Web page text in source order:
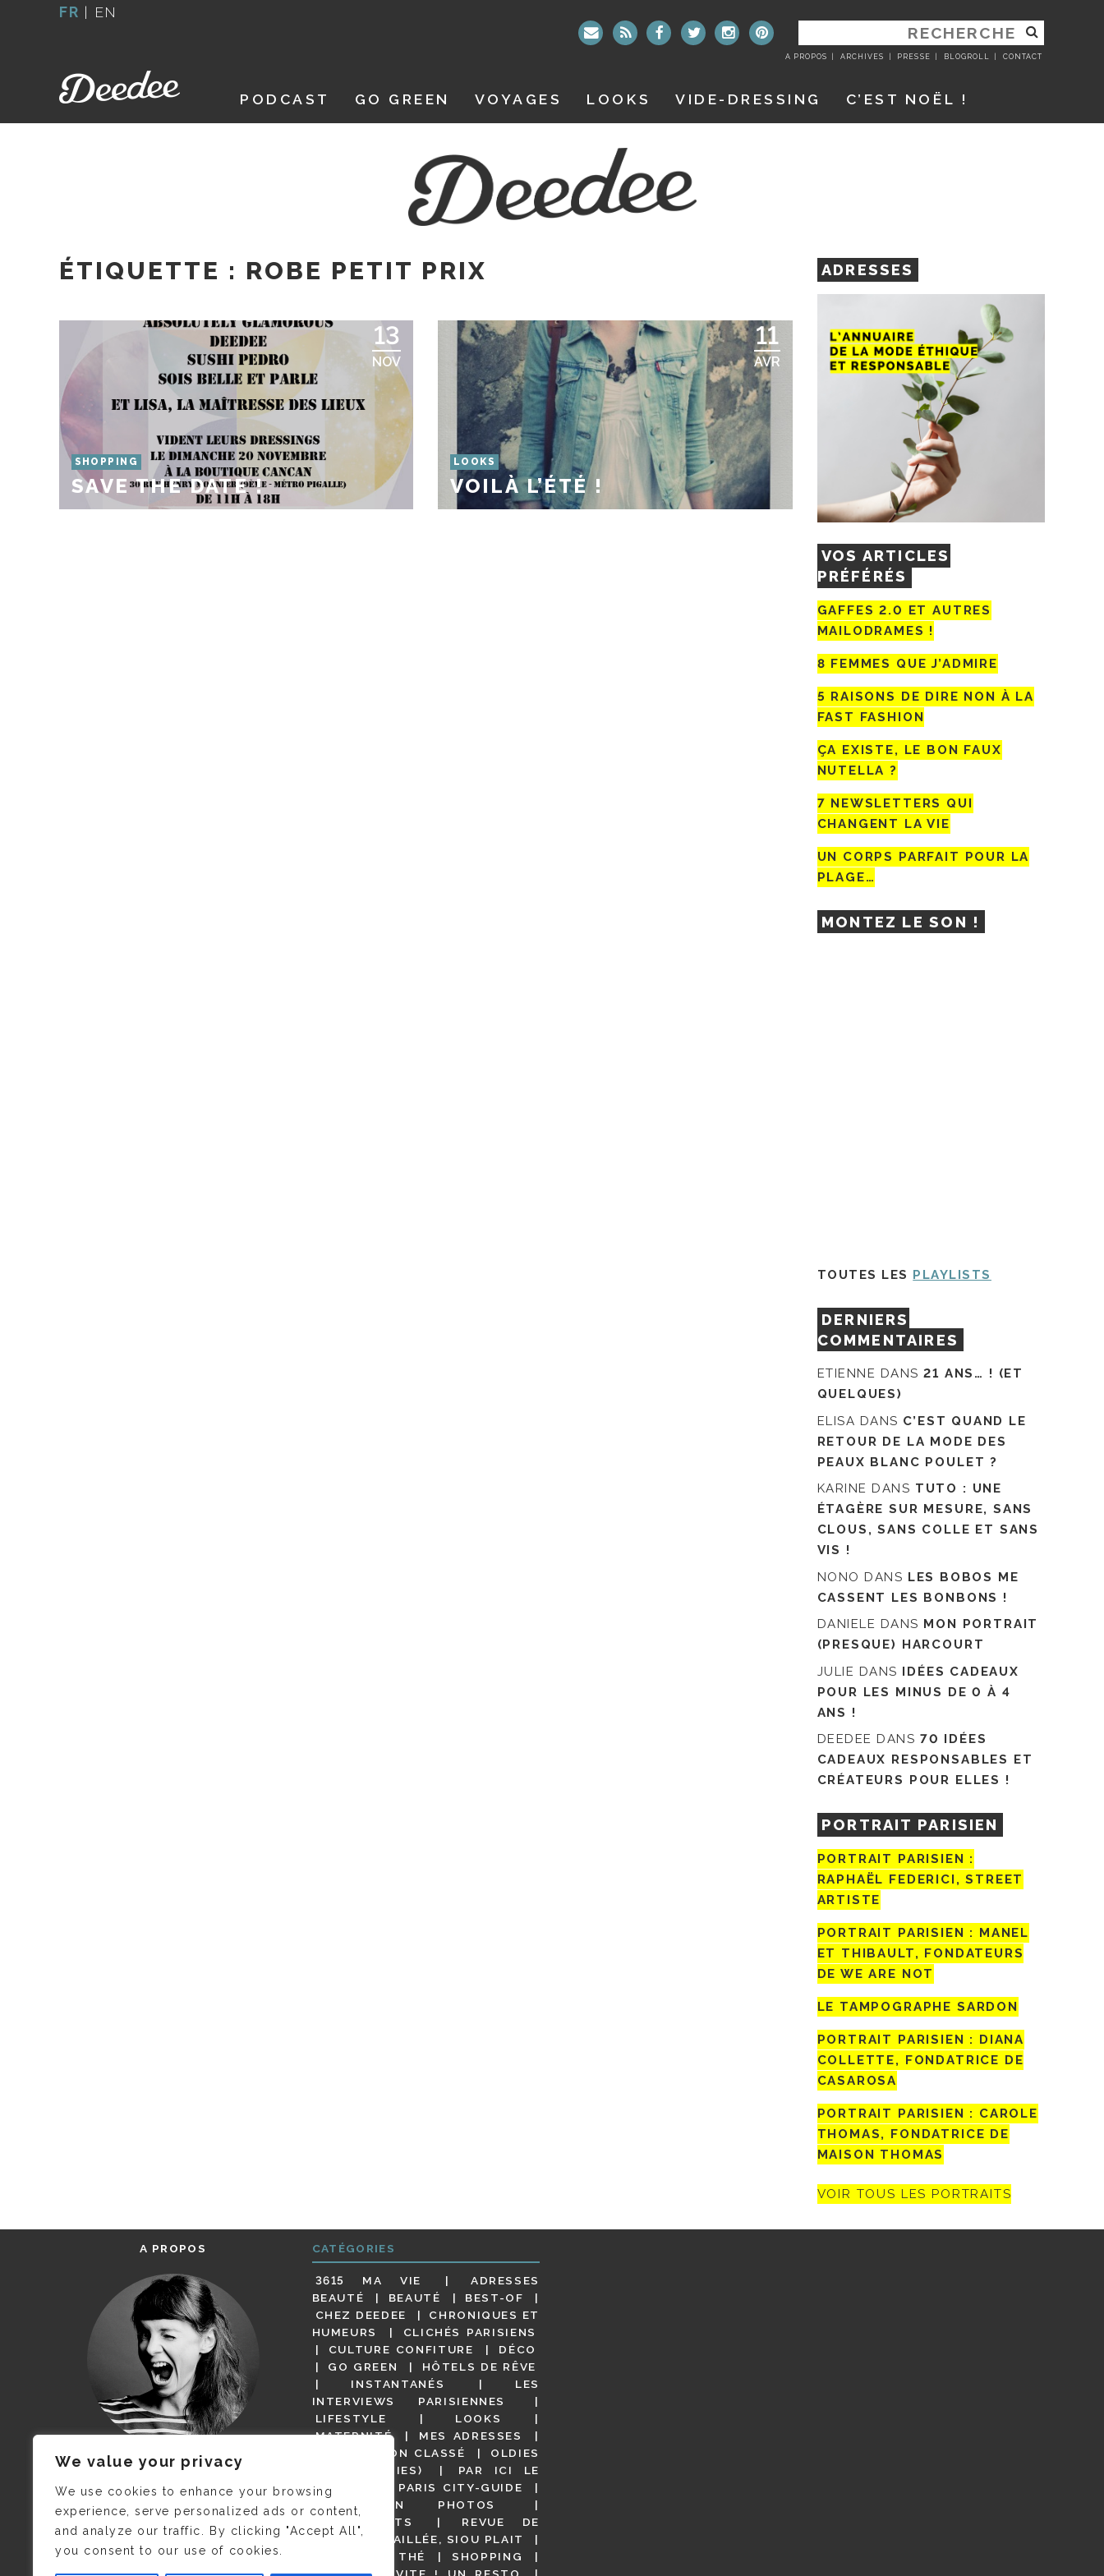
We value your privacy
We use cookies to enhance your browsing
experience, serve personalized ads or content,
and analyze our traffic. By clicking "Accept All",
you consent to our use of cookies.
FR | EN
RECHERCHER
:
A PROPOS ARCHIVES PRESSE BLOGROLL CONTACT
PODCAST GO GREEN VOYAGES LOOKS VIDE-DRESSING C’EST NOËL !
ÉTIQUETTE : ROBE PETIT PRIX
13
NOV
SHOPPING
SAVE THE DATE !
11
AVR
LOOKS
VOILÀ L’ÉTÉ !
ADRESSES
VOS ARTICLES
PRÉFÉRÉS
GAFFES 2.0 ET AUTRES
MAILODRAMES !
8 FEMMES QUE J’ADMIRE
5 RAISONS DE DIRE NON À LA
FAST FASHION
ÇA EXISTE, LE BON FAUX
NUTELLA ?
7 NEWSLETTERS QUI
CHANGENT LA VIE
UN CORPS PARFAIT POUR LA
PLAGE…
MONTEZ LE SON !
TOUTES LES PLAYLISTS
DERNIERS
COMMENTAIRES
ETIENNE DANS21 ANS… ! (ET
QUELQUES)
ELISA DANS C’EST QUAND LE
RETOUR DE LA MODE DES
PEAUX BLANC POULET ?
KARINE DANS TUTO : UNE
ÉTAGÈRE SUR MESURE, SANS
CLOUS, SANS COLLE ET SANS
VIS !
NONO DANS LES BOBOS ME
CASSENT LES BONBONS !
DANIELE DANS MON PORTRAIT
(PRESQUE) HARCOURT
JULIE DANS IDÉES CADEAUX
POUR LES MINUS DE 0 À 4
ANS !
DEEDEE DANS 70 IDÉES
CADEAUX RESPONSABLES ET
CRÉATEURS POUR ELLES !
PORTRAIT PARISIEN
PORTRAIT PARISIEN :
RAPHAËL FEDERICI, STREET
ARTISTE
PORTRAIT PARISIEN : MANEL
ET THIBAULT, FONDATEURS
DE WE ARE NOT
LE TAMPOGRAPHE SARDON
PORTRAIT PARISIEN : DIANA
COLLETTE, FONDATRICE DE
CASAROSA
PORTRAIT PARISIEN : CAROLE
THOMAS, FONDATRICE DE
MAISON THOMAS
VOIR TOUS LES PORTRAITS
A PROPOS
JE M’APPELLE DELPHINE MAIS
C’EST ©CAMILLE COLLIN QUI A
PRIS CETTE PHOTO !
CATÉGORIES
3615 MA VIE
ADRESSES
BEAUTÉ
BEAUTÉ
BEST-OF
CHEZ DEEDEE
CHRONIQUES ET
HUMEURS
CLICHÉS PARISIENS
CULTURE CONFITURE
DÉCO
GO GREEN
HÔTELS DE RÊVE
INSTANTANÉS
LES
INTERVIEWS PARISIENNES
LIFESTYLE
LOOKS
MATERNITÉ
MES ADRESSES
NON CLASSÉ
OLDIES
(BUT GOODIES)
PAR ICI LE
MAGOT !
PARIS CITY-GUIDE
PARIS EN PHOTOS
RESTAURANTS
REVUE DE
PRESSE DÉTAILLÉE, SIOU PLAIT
SALONS DE THÉ
SHOPPING
VIDÉOS
VITE ! UN RESTO